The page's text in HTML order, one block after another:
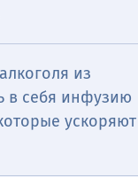
из
в себя инфузию
ускоряют